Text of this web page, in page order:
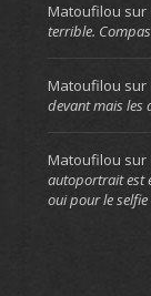
Matoufilou sur
terrible.
Matoufilou sur
devant mais les
Matoufilou sur
autoportrait est
oui pour le